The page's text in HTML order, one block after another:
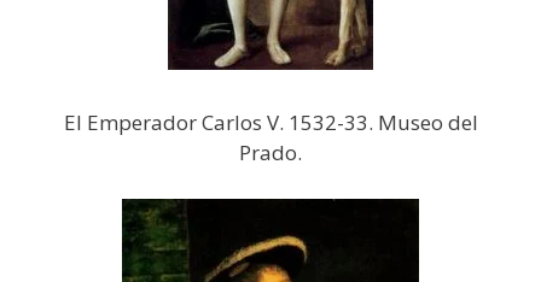
El Emperador Carlos V. 1532-33. Museo del
Prado.